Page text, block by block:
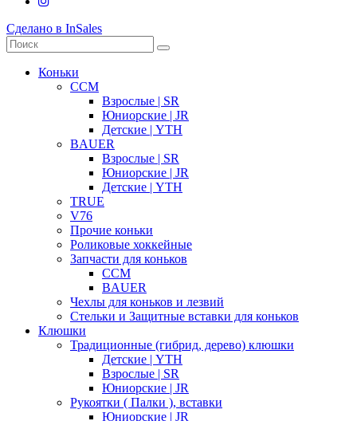
Сделано в InSales
Коньки
CCM
Взрослые | SR
Юниорские | JR
Детские | YTH
BAUER
Взрослые | SR
Юниорские | JR
Детские | YTH
TRUE
V76
Прочие коньки
Роликовые хоккейные
Запчасти для коньков
CCM
BAUER
Чехлы для коньков и лезвий
Стельки и Защитные вставки для коньков
Клюшки
Традиционные (гибрид, дерево) клюшки
Детские | YTH
Взрослые | SR
Юниорские | JR
Рукоятки ( Палки ), вставки
Юниорские | JR